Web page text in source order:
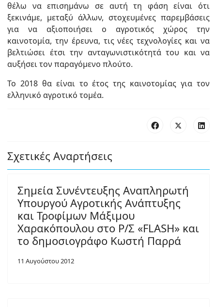
θέλω να επισημάνω σε αυτή τη φάση είναι ότι
ξεκινάμε, μεταξύ άλλων, στοχευμένες παρεμβάσεις
για να αξιοποιήσει ο αγροτικός χώρος την
καινοτομία, την έρευνα, τις νέες τεχνολογίες και να
βελτιώσει έτσι την ανταγωνιστικότητά του και να
αυξήσει τον παραγόμενο πλούτο.
Το 2018 θα είναι το έτος της καινοτομίας για τον
ελληνικό αγροτικό τομέα.
Σχετικές Αναρτήσεις
Σημεία Συνέντευξης Αναπληρωτή
Υπουργού Αγροτικής Ανάπτυξης
και Τροφίμων Μάξιμου
Χαρακόπουλου στο Ρ/Σ «FLASH» και
το δημοσιογράφο Κωστή Παρρά
11 Αυγούστου 2012